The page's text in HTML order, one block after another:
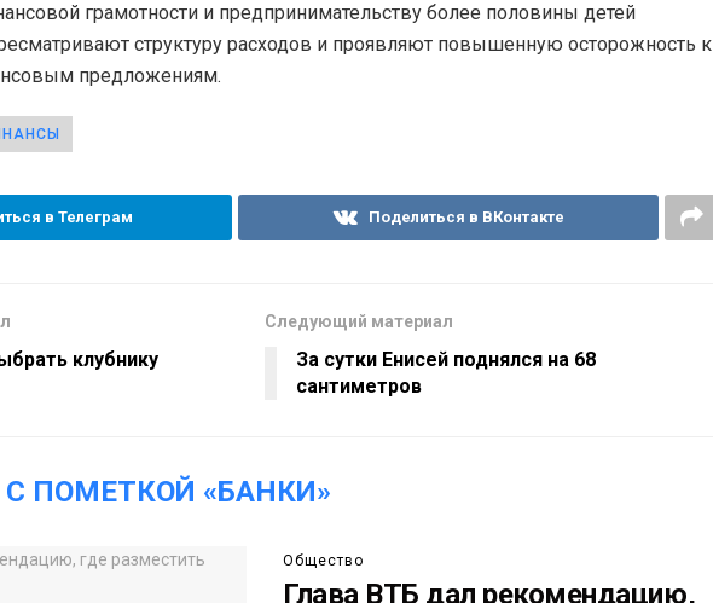
грамотности и предпринимательству более половины детей
структуру расходов и проявляют повышенную осторожность к
предложениям.
в Телеграм Поделиться в ВКонтакте
клубнику
Следующий материал
За сутки Енисей поднялся на 68
сантиметров
ПОМЕТКОЙ «БАНКИ»
Общество
Глава ВТБ дал рекомендацию,